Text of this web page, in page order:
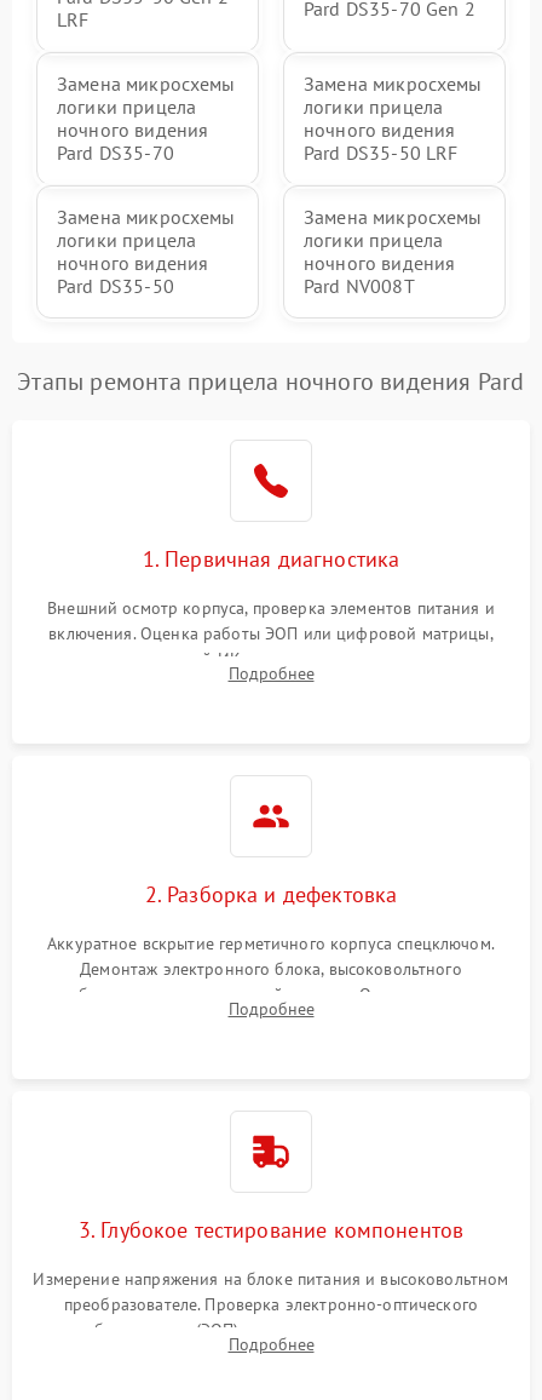
LRF
Pard DS35-70 Gen 2
Замена микросхемы
логики прицела
ночного видения
Pard DS35-70
Замена микросхемы
логики прицела
ночного видения
Pard DS35-50 LRF
Замена микросхемы
логики прицела
ночного видения
Pard DS35-50
Замена микросхемы
логики прицела
ночного видения
Pard NV008T
Этапы ремонта прицела ночного видения Pard
1. Первичная диагностика
Внешний осмотр корпуса, проверка элементов питания и
включения. Оценка работы ЭОП или цифровой матрицы,
проверка встроенной ИК-подсветки и механизма выверки
прицельной сетки. Выявление видимых дефектов оптики и
Подробнее
2. Разборка и дефектовка
Аккуратное вскрытие герметичного корпуса спецключом.
Демонтаж электронного блока, высоковольтного
преобразователя и оптической системы. Осмотр контактов
на окисление и проверка целостности уплотнительных
Подробнее
3. Глубокое тестирование компонентов
Измерение напряжения на блоке питания и высоковольтном
преобразователе. Проверка электронно-оптического
преобразователя (ЭОП) на стенде на предмет эмиссии,
шумов и засветок. Диагностика микросхем цифровых
Подробнее